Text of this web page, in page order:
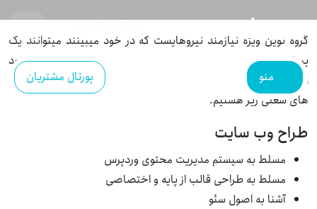
منو پورتال مشتریان
گروه نوین ویژه نیازمند نیروهایست که در خود میبینند میتوانند یک
پروژه را با بهترین کیفیت، دقت و سرعت انجام دهند. اگر از توانایی خود
اطمینان کامل دارید و علاقمند به کار گروهی هستید نیازمند ردیف
های شغلی زیر هستیم.
طراح وب سایت
مسلط به سیستم مدیریت محتوی وردپرس
مسلط به طراحی قالب از پایه و اختصاصی
آشنا به اصول سئو